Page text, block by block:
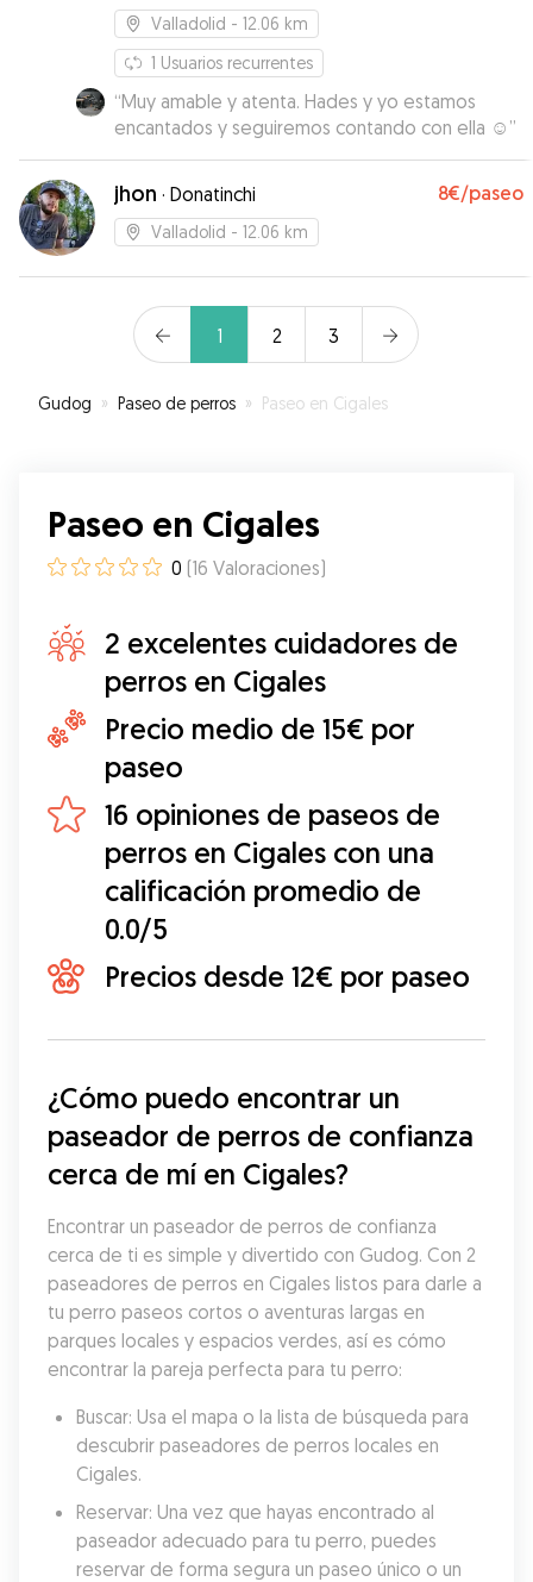
Valladolid - 12.06 km
1 Usuarios recurrentes
“Muy amable y atenta. Hades y yo estamos
encantados y seguiremos contando con ella ☺️ ”
jhon · Donatinchi 8€/paseo
Valladolid - 12.06 km
1 2 3
Gudog » Paseo de perros » Paseo en Cigales
Paseo en Cigales
0 (16 Valoraciones)
2 excelentes cuidadores de
perros en Cigales
Precio medio de 15€ por
paseo
16 opiniones de paseos de
perros en Cigales con una
calificación promedio de
0.0/5
Precios desde 12€ por paseo
¿Cómo puedo encontrar un
paseador de perros de confianza
cerca de mí en Cigales?
Encontrar un paseador de perros de confianza
cerca de ti es simple y divertido con Gudog. Con 2
paseadores de perros en Cigales listos para darle a
tu perro paseos cortos o aventuras largas en
parques locales y espacios verdes, así es cómo
encontrar la pareja perfecta para tu perro:
Buscar: Usa el mapa o la lista de búsqueda para
descubrir paseadores de perros locales en
Cigales.
Reservar: Una vez que hayas encontrado al
paseador adecuado para tu perro, puedes
reservar de forma segura un paseo único o un